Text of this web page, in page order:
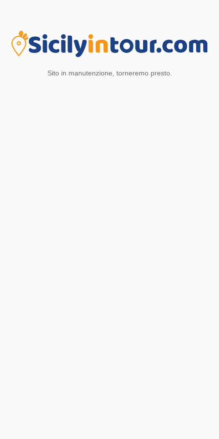
Sito in manutenzione, torneremo presto.